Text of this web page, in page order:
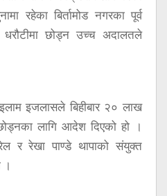
रहेका बिर्तामोड नगरका पूर्व
छोड्न उच्च अदालतले
इजलासले बिहीबार २० लाख
लागि आदेश दिएको हो ।
र रेखा पाण्डे थापाको संयुक्त
।